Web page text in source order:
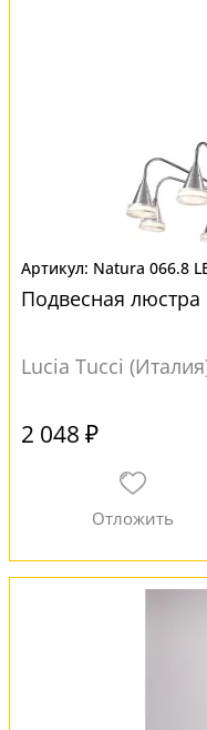
Natura 066.8
Подвесная
Lucia Tucci
2 048 ₽